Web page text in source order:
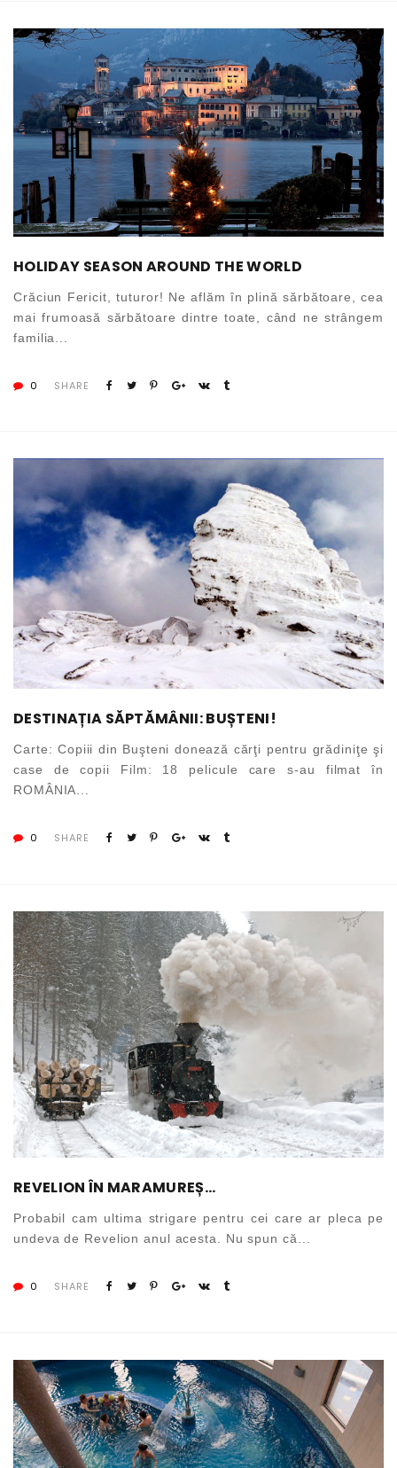
HOLIDAY SEASON AROUND THE WORLD
Crăciun Fericit, tuturor! Ne aflăm în plină sărbătoare, cea
mai frumoasă sărbătoare dintre toate, când ne strângem
familia...
0 SHARE
DESTINAȚIA SĂPTĂMÂNII: BUȘTENI!
Carte: Copiii din Buşteni donează cărţi pentru grădiniţe şi
case de copii Film: 18 pelicule care s-au filmat în
ROMÂNIA...
0 SHARE
REVELION ÎN MARAMUREȘ...
Probabil cam ultima strigare pentru cei care ar pleca pe
undeva de Revelion anul acesta. Nu spun că...
0 SHARE